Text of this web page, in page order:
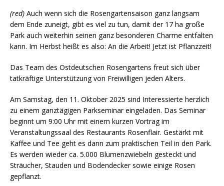
(red) Auch wenn sich die Rosengartensaison ganz langsam
dem Ende zuneigt, gibt es viel zu tun, damit der 17 ha große
Park auch weiterhin seinen ganz besonderen Charme entfalten
kann. Im Herbst heißt es also: An die Arbeit! Jetzt ist Pflanzzeit!
Das Team des Ostdeutschen Rosengartens freut sich über
tatkräftige Unterstützung von Freiwilligen jeden Alters.
Am Samstag, den 11. Oktober 2025 sind Interessierte herzlich
zu einem ganztägigen Parkseminar eingeladen. Das Seminar
beginnt um 9:00 Uhr mit einem kurzen Vortrag im
Veranstaltungssaal des Restaurants Rosenflair. Gestärkt mit
Kaffee und Tee geht es dann zum praktischen Teil in den Park.
Es werden wieder ca. 5.000 Blumenzwiebeln gesteckt und
Sträucher, Stauden und Bodendecker sowie einige Rosen
gepflanzt.